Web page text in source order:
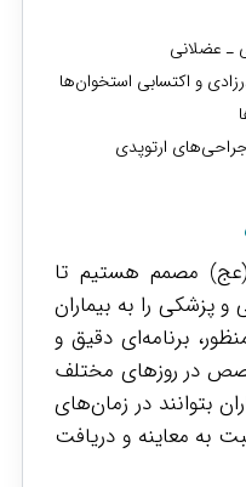
ـ عضلانی
و اکتسابی استخوان‌ها
ارتوپدی
(عج) مصمم هستیم تا
پزشکی را به بیماران
برنامه‌ای دقیق و
در روزهای مختلف
بتوانند در زمان‌های
به معاینه و دریافت